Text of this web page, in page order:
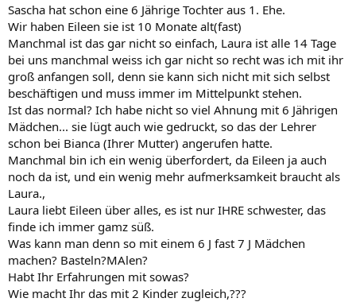
Sascha hat schon eine 6 Jährige Tochter aus 1. Ehe.
Wir haben Eileen sie ist 10 Monate alt(fast)
Manchmal ist das gar nicht so einfach, Laura ist alle 14 Tage
bei uns manchmal weiss ich gar nicht so recht was ich mit ihr
groß anfangen soll, denn sie kann sich nicht mit sich selbst
beschäftigen und muss immer im Mittelpunkt stehen.
Ist das normal? Ich habe nicht so viel Ahnung mit 6 Jährigen
Mädchen... sie lügt auch wie gedruckt, so das der Lehrer
schon bei Bianca (Ihrer Mutter) angerufen hatte.
Manchmal bin ich ein wenig überfordert, da Eileen ja auch
noch da ist, und ein wenig mehr aufmerksamkeit braucht als
Laura.,
Laura liebt Eileen über alles, es ist nur IHRE schwester, das
finde ich immer gamz süß.
Was kann man denn so mit einem 6 J fast 7 J Mädchen
machen? Basteln?MAlen?
Habt Ihr Erfahrungen mit sowas?
Wie macht Ihr das mit 2 Kinder zugleich,???